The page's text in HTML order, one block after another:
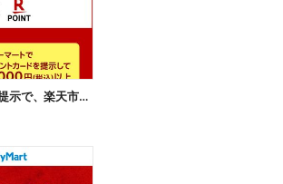
楽天ポイントカード提示で、楽天市場でのお買い物がおトクに!